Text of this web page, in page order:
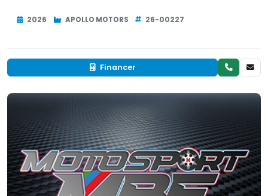
2026 APOLLO MOTORS 26-00227
Financer
Neuf